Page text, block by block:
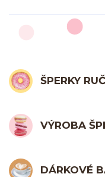
ŠPERKY
VÝROBA
DÁRKOVÉ